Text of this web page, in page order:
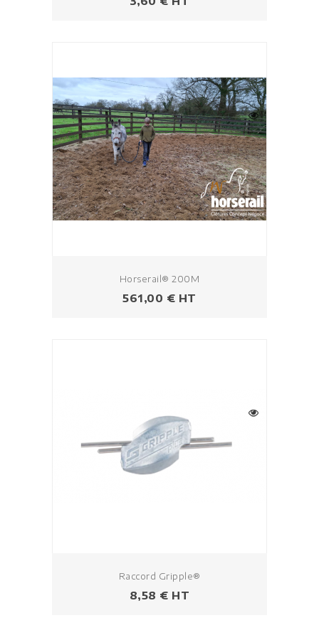
Horserail® 200M
Prix
561,00 € HT
Raccord Gripple®
Prix
8,58 € HT